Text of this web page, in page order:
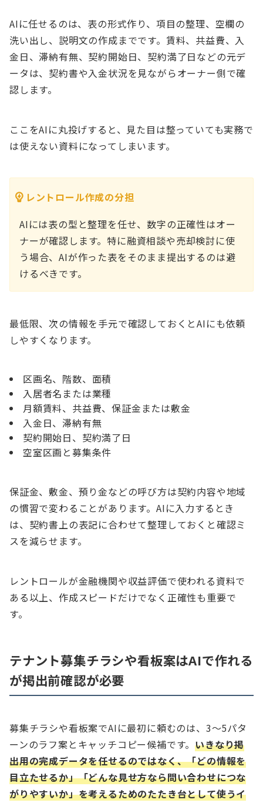
AIに任せるのは、表の形式作り、項目の整理、空欄の
洗い出し、説明文の作成までです。賃料、共益費、入
金日、滞納有無、契約開始日、契約満了日などの元デ
ータは、契約書や入金状況を見ながらオーナー側で確
認します。
ここをAIに丸投げすると、見た目は整っていても実務で
は使えない資料になってしまいます。
レントロール作成の分担
AIには表の型と整理を任せ、数字の正確性はオー
ナーが確認します。特に融資相談や売却検討に使
う場合、AIが作った表をそのまま提出するのは避
けるべきです。
最低限、次の情報を手元で確認しておくとAIにも依頼
しやすくなります。
区画名、階数、面積
入居者名または業種
月額賃料、共益費、保証金または敷金
入金日、滞納有無
契約開始日、契約満了日
空室区画と募集条件
保証金、敷金、預り金などの呼び方は契約内容や地域
の慣習で変わることがあります。AIに入力するとき
は、契約書上の表記に合わせて整理しておくと確認ミ
スを減らせます。
レントロールが金融機関や収益評価で使われる資料で
ある以上、作成スピードだけでなく正確性も重要で
す。
テナント募集チラシや看板案はAIで作れる
が掲出前確認が必要
募集チラシや看板案でAIに最初に頼むのは、3〜5パタ
ーンのラフ案とキャッチコピー候補です。いきなり掲
出用の完成データを任せるのではなく、「どの情報を
目立たせるか」「どんな見せ方なら問い合わせにつな
がりやすいか」を考えるためのたたき台として使うイ